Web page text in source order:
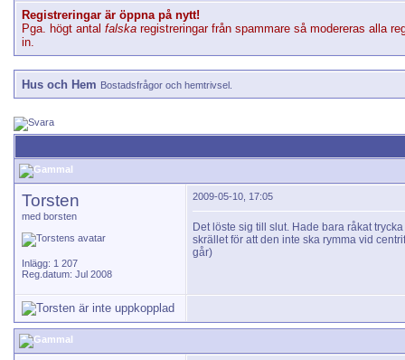
Registreringar är öppna på nytt!
Pga. högt antal falska registreringar från spammare så modereras alla
in.
Hus och Hem Bostadsfrågor och hemtrivsel.
Torsten
med borsten
Inlägg: 1 207
Reg.datum: Jul 2008
2009-05-10, 17:05
Det löste sig till slut. Hade bara råkat
skrället för att den inte ska rymma vid
går)